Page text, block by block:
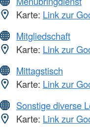
Karte: Link zur
Mitgliedschaft
Karte: Link zur
Mittagstisch
Karte: Link zur
Sonstige diverse
Karte: Link zur